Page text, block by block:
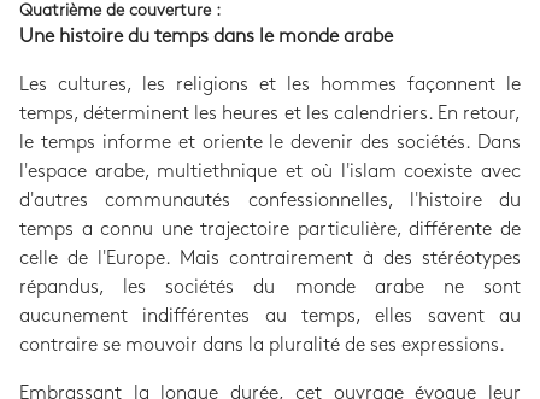
Quatrième de couverture :
Une histoire du temps dans le monde arabe
Les cultures, les religions et les hommes façonnent le
temps, déterminent les heures et les calendriers. En retour,
le temps informe et oriente le devenir des sociétés. Dans
l'espace arabe, multiethnique et où l'islam coexiste avec
d'autres communautés confessionnelles, l'histoire du
temps a connu une trajectoire particulière, différente de
celle de l'Europe. Mais contrairement à des stéréotypes
répandus, les sociétés du monde arabe ne sont
aucunement indifférentes au temps, elles savent au
contraire se mouvoir dans la pluralité de ses expressions.
Embrassant la longue durée, cet ouvrage évoque leur